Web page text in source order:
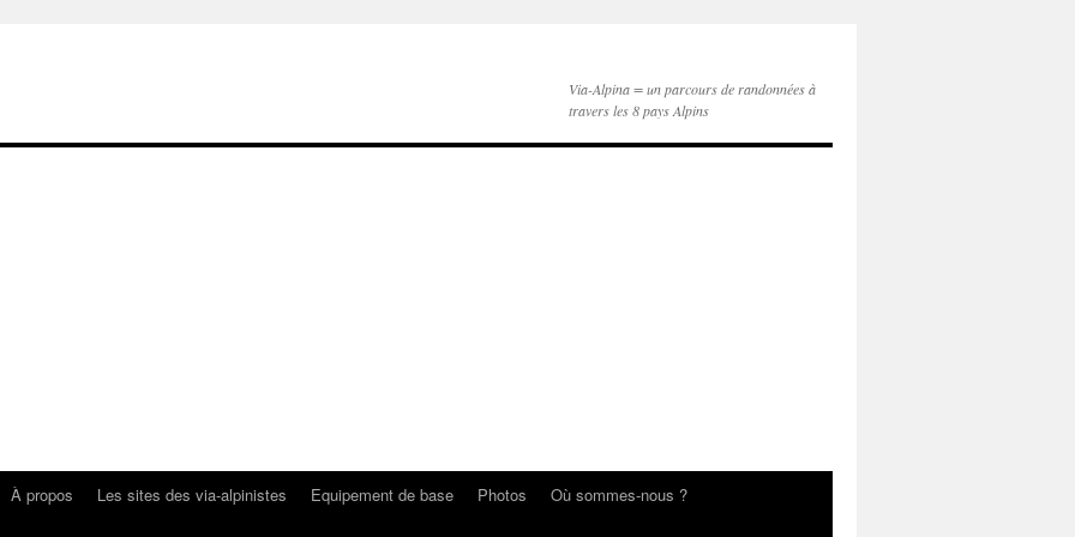
Via-Alpina = un parcours de randonnées à
travers les 8 pays Alpins
À propos Les sites des via-alpinistes Equipement de base Photos
Où sommes-nous ?